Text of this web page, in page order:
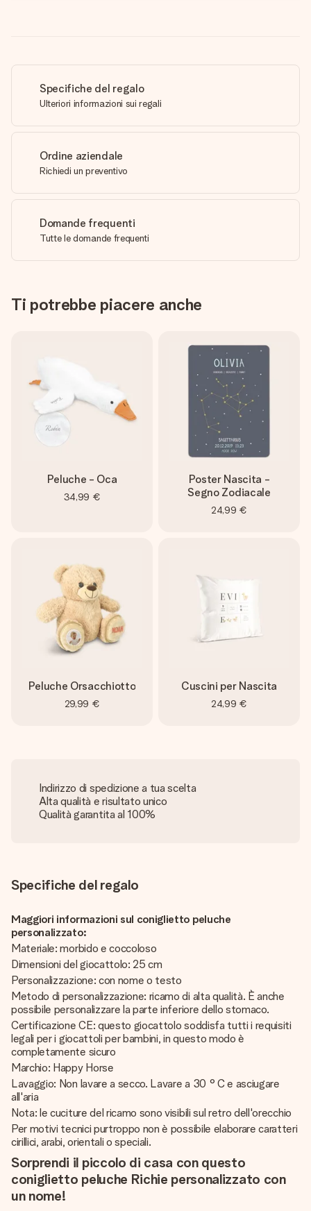
Specifiche del regalo
Ulteriori informazioni sui regali
Ordine aziendale
Richiedi un preventivo
Domande frequenti
Tutte le domande frequenti
Ti potrebbe piacere anche
Peluche - Oca
34,99 €
Poster Nascita -
Segno Zodiacale
24,99 €
Peluche Orsacchiotto
29,99 €
Cuscini per Nascita
24,99 €
Indirizzo di spedizione a tua scelta
Alta qualità e risultato unico
Qualità garantita al 100%
Specifiche del regalo
Maggiori informazioni sul coniglietto peluche
personalizzato:
Materiale: morbido e coccoloso
Dimensioni del giocattolo: 25 cm
Personalizzazione: con nome o testo
Metodo di personalizzazione: ricamo di alta qualità. È anche
possibile personalizzare la parte inferiore dello stomaco.
Certificazione CE: questo giocattolo soddisfa tutti i requisiti
legali per i giocattoli per bambini, in questo modo è
completamente sicuro
Marchio: Happy Horse
Lavaggio: Non lavare a secco. Lavare a 30 ° C e asciugare
all'aria
Nota: le cuciture del ricamo sono visibili sul retro dell'orecchio
Per motivi tecnici purtroppo non è possibile elaborare caratteri
cirillici, arabi, orientali o speciali.
Sorprendi il piccolo di casa con questo
coniglietto peluche Richie personalizzato con
un nome!